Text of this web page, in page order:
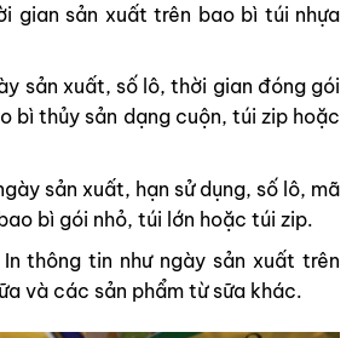
gian sản xuất trên bao bì túi nhựa
sản xuất, số lô, thời gian đóng gói
bì thủy sản dạng cuộn, túi zip hoặc
sản xuất, hạn sử dụng, số lô, mã
bì gói nhỏ, túi lớn hoặc túi zip.
thông tin như ngày sản xuất trên
và các sản phẩm từ sữa khác.